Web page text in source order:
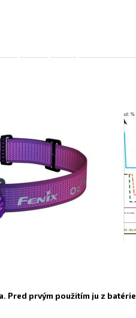
Pred prvým použitím ju z batérie